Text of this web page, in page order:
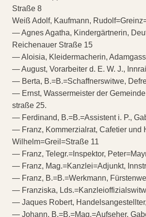
Straße 8
Weiß Adolf, Kaufmann,
— Agnes Agatha, Kindergärtnerin,
Reichenauer Straße 15
— Aloisia, Kleidermacherin,
— August, Vorarbeiter d. E. W. J.,
— Berta, B.=B.=Schaffnerswitwe,
— Ernst, Wassermeister der
straße 25.
— Ferdinand, B.=B.=Assistent i. P.,
— Franz, Kommerzialrat, Cafetier und
Wilhelm=Greil=Straße 11
— Franz, Telegr.=Inspektor,
— Franz, Mag.=Kanzlei=Adjunkt,
— Franz, B.=B.=Werkmann,
— Franziska,
— Jaques Robert,
— Johann, B.=B.=Mag.=Aufseher,